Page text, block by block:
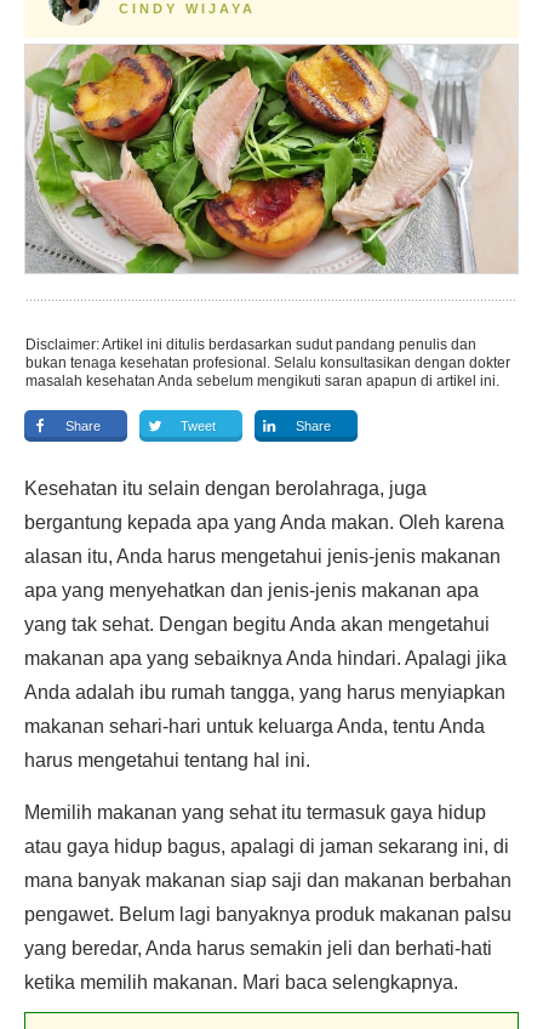
CINDY WIJAYA
Disclaimer: Artikel ini ditulis berdasarkan sudut pandang penulis dan
bukan tenaga kesehatan profesional. Selalu konsultasikan dengan dokter
masalah kesehatan Anda sebelum mengikuti saran apapun di artikel ini.
Share Tweet Share
Kesehatan itu selain dengan berolahraga, juga
bergantung kepada apa yang Anda makan. Oleh karena
alasan itu, Anda harus mengetahui jenis-jenis makanan
apa yang menyehatkan dan jenis-jenis makanan apa
yang tak sehat. Dengan begitu Anda akan mengetahui
makanan apa yang sebaiknya Anda hindari. Apalagi jika
Anda adalah ibu rumah tangga, yang harus menyiapkan
makanan sehari-hari untuk keluarga Anda, tentu Anda
harus mengetahui tentang hal ini.
Memilih makanan yang sehat itu termasuk gaya hidup
atau gaya hidup bagus, apalagi di jaman sekarang ini, di
mana banyak makanan siap saji dan makanan berbahan
pengawet. Belum lagi banyaknya produk makanan palsu
yang beredar, Anda harus semakin jeli dan berhati-hati
ketika memilih makanan. Mari baca selengkapnya.